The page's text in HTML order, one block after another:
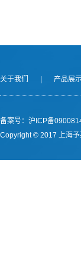
关于我们 产品展
备案号：沪ICP备
Copyright © 2017 上海